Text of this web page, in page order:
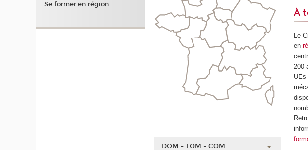
DOM - TOM - COM
À
Le
en
200
UEs
Se former en région